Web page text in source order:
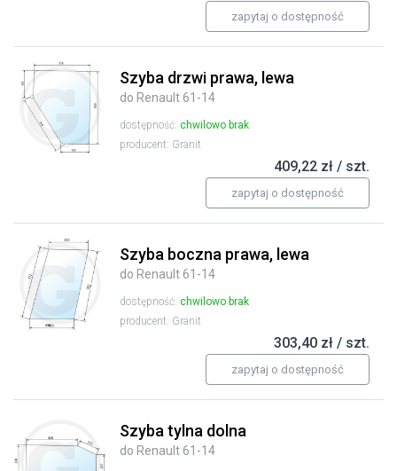
zapytaj o dostępność
Szyba drzwi prawa, lewa
do Renault 61-14
dostępność: chwilowo brak
producent: Granit
409,22 zł / szt.
zapytaj o dostępność
Szyba boczna prawa, lewa
do Renault 61-14
dostępność: chwilowo brak
producent: Granit
303,40 zł / szt.
zapytaj o dostępność
Szyba tylna dolna
do Renault 61-14